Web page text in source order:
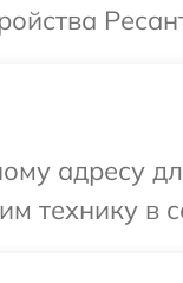
адресу
технику в